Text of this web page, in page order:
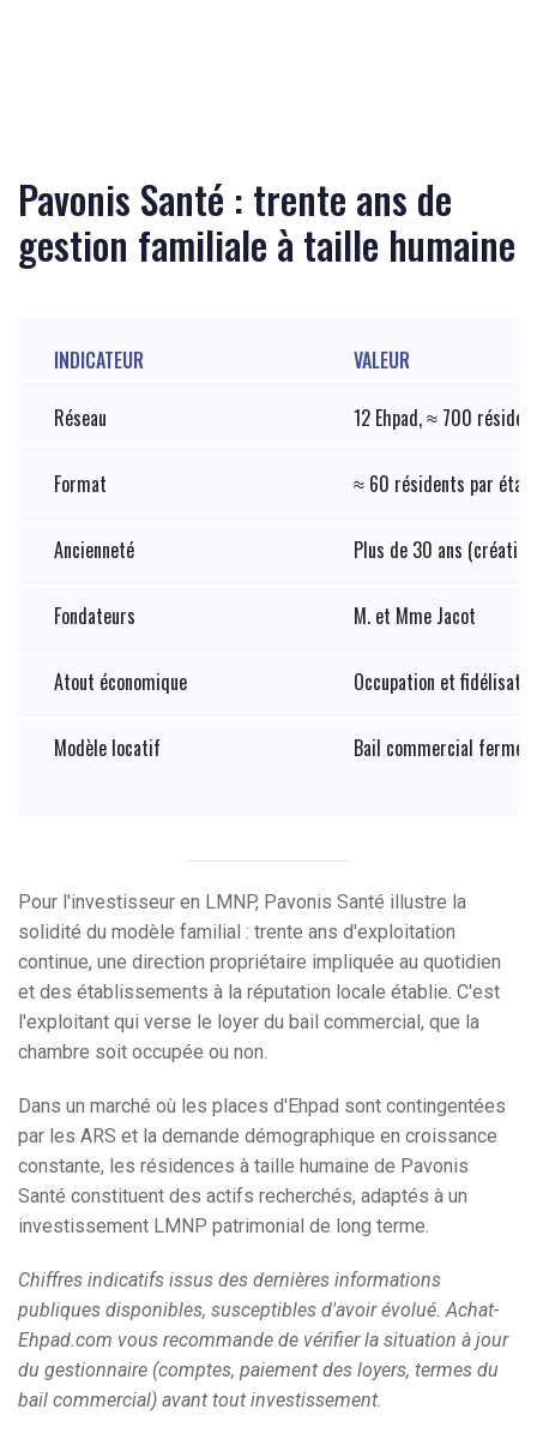
Pavonis Santé : trente ans de
gestion familiale à taille humaine
INDICATEUR
VALEUR
Réseau
12 Ehpad, ≈ 700
Format ≈ 60 résidents par
Ancienneté Plus de 30 ans
Fondateurs M. et Mme Jacot
Atout économique Occupation et
Modèle locatif Bail commercial ferme
Pour l'investisseur en LMNP, Pavonis Santé illustre la
solidité du modèle familial : trente ans d'exploitation
continue, une direction propriétaire impliquée au quotidien
et des établissements à la réputation locale établie. C'est
l'exploitant qui verse le loyer du bail commercial, que la
chambre soit occupée ou non.
Dans un marché où les places d'Ehpad sont contingentées
par les ARS et la demande démographique en croissance
constante, les résidences à taille humaine de Pavonis
Santé constituent des actifs recherchés, adaptés à un
investissement LMNP patrimonial de long terme.
Chiffres indicatifs issus des dernières informations
publiques disponibles, susceptibles d'avoir évolué. Achat-
Ehpad.com vous recommande de vérifier la situation à jour
du gestionnaire (comptes, paiement des loyers, termes du
bail commercial) avant tout investissement.